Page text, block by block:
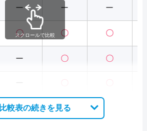
ー ー ー
〇 〇 〇
ー 〇 〇
スクロールで比較
比較表の続きを見る